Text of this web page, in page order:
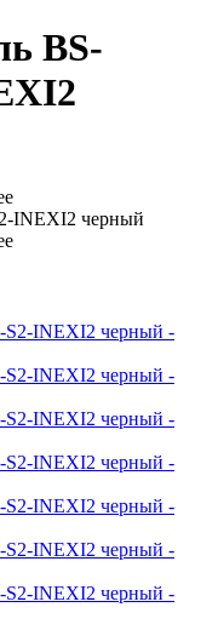
BS-
INEXI2 черный